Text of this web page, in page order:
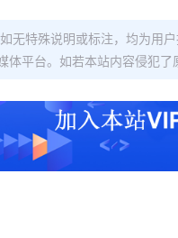
无特殊说明或标注，均为用
体平台。如若本站内容侵犯了